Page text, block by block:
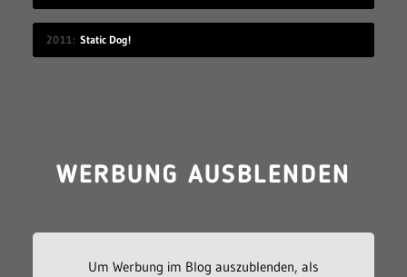
2011 Static Dog!
WERBUNG AUSBLENDEN
Um Werbung im Blog auszublenden, als